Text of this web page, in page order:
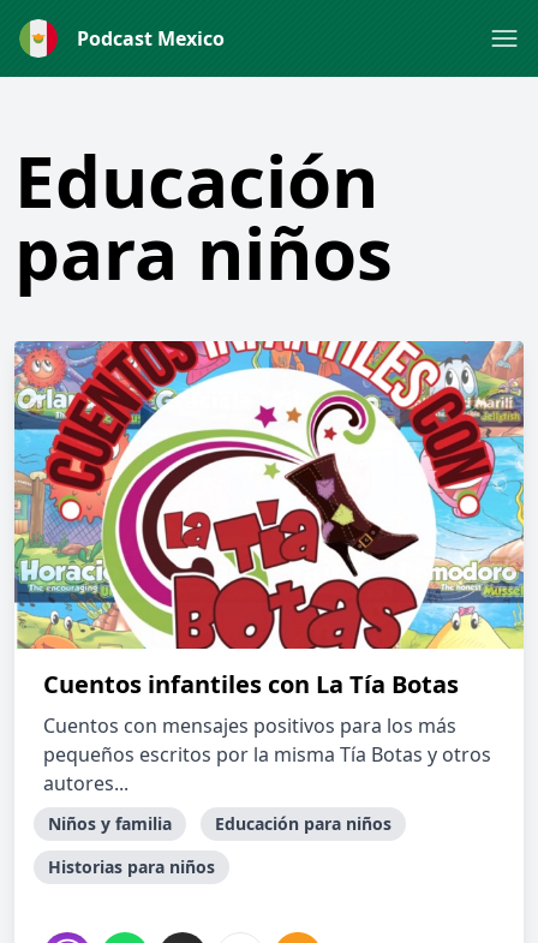
Podcast Mexico
Educación
para niños
Cuentos infantiles con La Tía Botas
Cuentos con mensajes positivos para los más
pequeños escritos por la misma Tía Botas y otros
autores...
Niños y familia
Educación para niños
Historias para niños